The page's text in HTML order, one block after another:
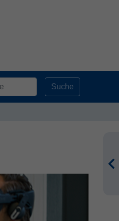
Suche